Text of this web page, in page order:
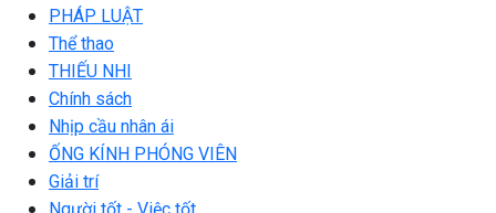
PHÁP LUẬT
Thể thao
THIẾU NHI
Chính sách
Nhịp cầu nhân ái
ỐNG KÍNH PHÓNG VIÊN
Giải trí